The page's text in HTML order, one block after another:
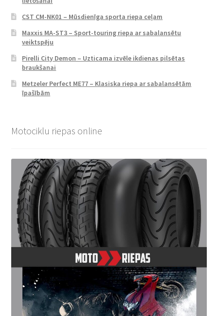
CST CM-NK01 – Mūsdienīga sporta riepa ceļam
Maxxis MA-ST3 – Sport-touring riepa ar sabalansētu
veiktspēju
Pirelli City Demon – Uzticama izvēle ikdienas pilsētas
braukšanai
Metzeler Perfect ME77 – Klasiska riepa ar sabalansētām
īpašībām
Motociklu riepas online